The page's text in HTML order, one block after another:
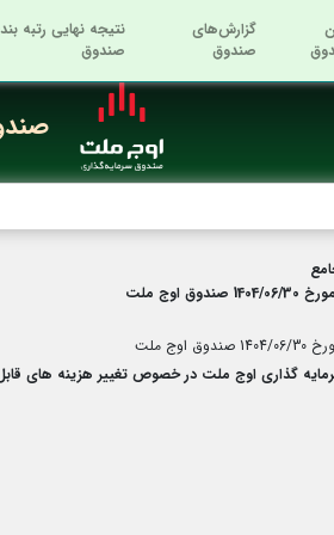
گزارش‌های
صندوق
نتیجه نهایی رتبه
صندوق
اوج ملت
ملت
اوج ملت در خصوص تغییر هزینه های قابل پرداخت از محل داراییهای صندوق ، روز